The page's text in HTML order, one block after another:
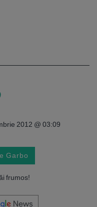
2012 @ 03:09
Garbo
frumos!